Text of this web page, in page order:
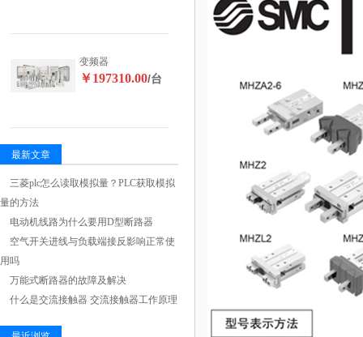
变频器
￥197310.00/台
最新文章
三菱plc怎么读取模拟量？PLC获取模拟
量的方法
电动机线路为什么要用D型断路器
空气开关进线与负载端接反影响正常使
用吗
万能式断路器的故障及解决
什么是交流接触器 交流接触器工作原理